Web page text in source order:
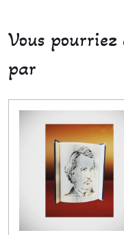
Vous pourriez
par